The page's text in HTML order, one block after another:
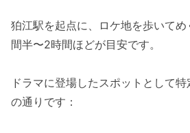
狛江駅を起点に、ロケ地を歩いて
間半〜2時間ほどが目安です。
ドラマに登場したスポットとして
の通りです：